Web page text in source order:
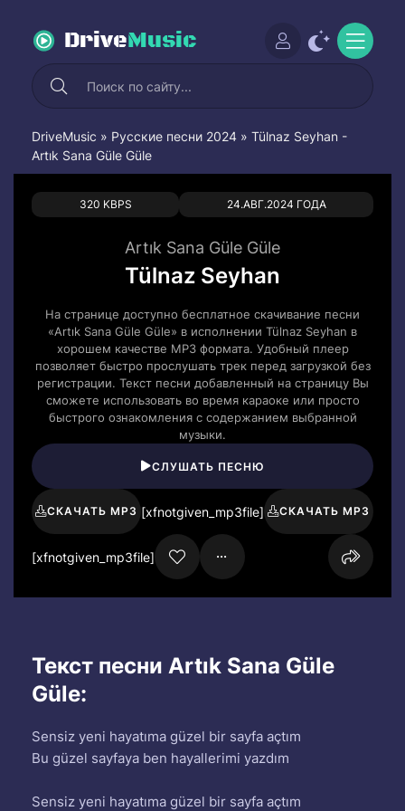
DriveMusic
DriveMusic » Русские песни 2024 » Tülnaz Seyhan -
Artık Sana Güle Güle
320 KBPS 24.АВГ.2024 ГОДА
0 0
Artık Sana Güle Güle
Tülnaz Seyhan
На странице доступно бесплатное скачивание песни
«Artık Sana Güle Güle» в исполнении Tülnaz Seyhan в
хорошем качестве MP3 формата. Удобный плеер
позволяет быстро прослушать трек перед загрузкой без
регистрации. Текст песни добавленный на страницу Вы
сможете использовать во время караоке или просто
быстрого ознакомления с содержанием выбранной
музыки.
СЛУШАТЬ ПЕСНЮ
СКАЧАТЬ MP3 [xfnotgiven_mp3file] СКАЧАТЬ MP3
[xfnotgiven_mp3file]
Текст песни Artık Sana Güle
Güle:
Sensiz yeni hayatıma güzel bir sayfa açtım
Bu güzel sayfaya ben hayallerimi yazdım
Sensiz yeni hayatıma güzel bir sayfa açtım